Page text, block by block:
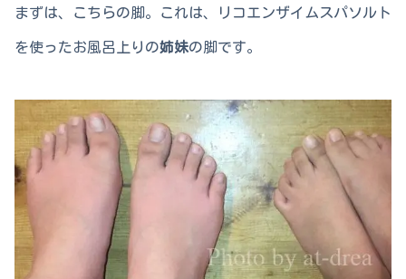
まずは、こちらの脚。これは、リコエンザイムスパソルト
を使ったお風呂上りの姉妹の脚です。